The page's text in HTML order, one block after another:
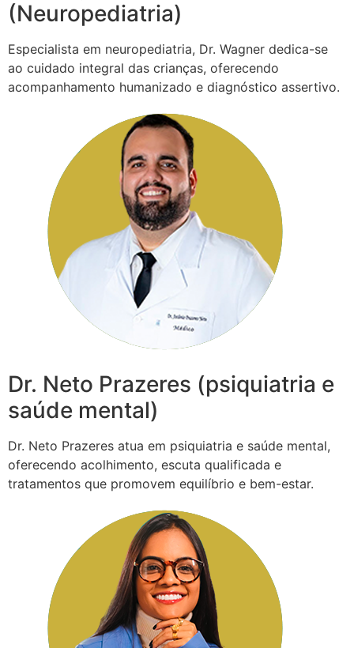
(Neuropediatria)
Especialista em neuropediatria, Dr. Wagner dedica-se
ao cuidado integral das crianças, oferecendo
acompanhamento humanizado e diagnóstico assertivo.
Dr. Neto Prazeres (psiquiatria e
saúde mental)
Dr. Neto Prazeres atua em psiquiatria e saúde mental,
oferecendo acolhimento, escuta qualificada e
tratamentos que promovem equilíbrio e bem-estar.